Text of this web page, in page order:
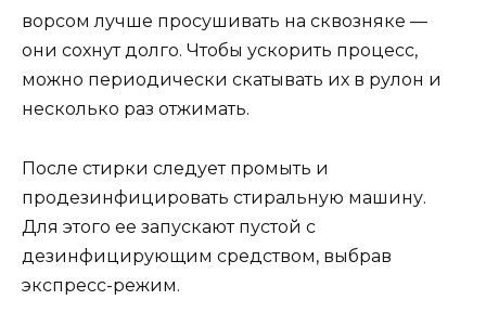
ворсом лучше просушивать на сквозняке —
они сохнут долго. Чтобы ускорить процесс,
можно периодически скатывать их в рулон и
несколько раз отжимать.
После стирки следует промыть и
продезинфицировать стиральную машину.
Для этого ее запускают пустой с
дезинфицирующим средством, выбрав
экспресс-режим.